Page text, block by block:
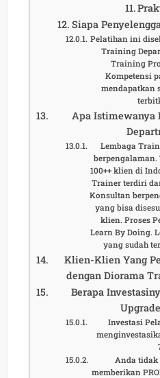
Siapa
Pelatihan ini
Training
Training
Kompetensi
mendapatkan
Apa Istimewanya
Lembaga
100++ klien di
Trainer terdiri
Konsultan
yang bisa
klien. Proses
Learn By Doing.
yang sudah
Klien-Klien Yang
dengan Diorama
Berapa
Investasi
Anda
memberikan